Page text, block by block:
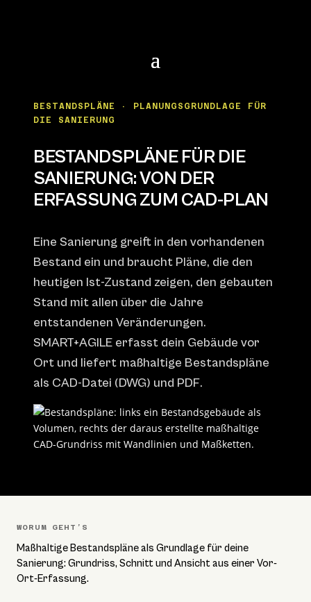
BESTANDSPLÄNE · PLANUNGSGRUNDLAGE FÜR
DIE SANIERUNG
BESTANDSPLÄNE FÜR DIE
SANIERUNG: VON DER
ERFASSUNG ZUM CAD-PLAN
Eine Sanierung greift in den vorhandenen
Bestand ein und braucht Pläne, die den
heutigen Ist-Zustand zeigen, den gebauten
Stand mit allen über die Jahre
entstandenen Veränderungen.
SMART+AGILE erfasst dein Gebäude vor
Ort und liefert maßhaltige Bestandspläne
als CAD-Datei (DWG) und PDF.
WORUM GEHT’S
Maßhaltige Bestandspläne als Grundlage für deine
Sanierung: Grundriss, Schnitt und Ansicht aus einer Vor-
Ort-Erfassung.